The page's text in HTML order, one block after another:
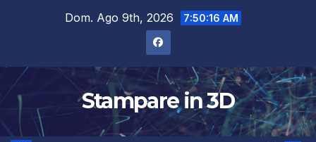
Dom. Ago 9th, 2026 7:50:17 AM
Stampare in 3D